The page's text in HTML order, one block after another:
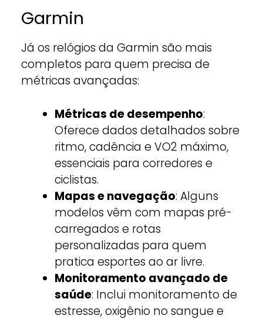
Garmin
Já os relógios da Garmin são mais
completos para quem precisa de
métricas avançadas:
Métricas de desempenho:
Oferece dados detalhados sobre
ritmo, cadência e VO2 máximo,
essenciais para corredores e
ciclistas.
Mapas e navegação: Alguns
modelos vêm com mapas pré-
carregados e rotas
personalizadas para quem
pratica esportes ao ar livre.
Monitoramento avançado de
saúde: Inclui monitoramento de
estresse, oxigênio no sangue e